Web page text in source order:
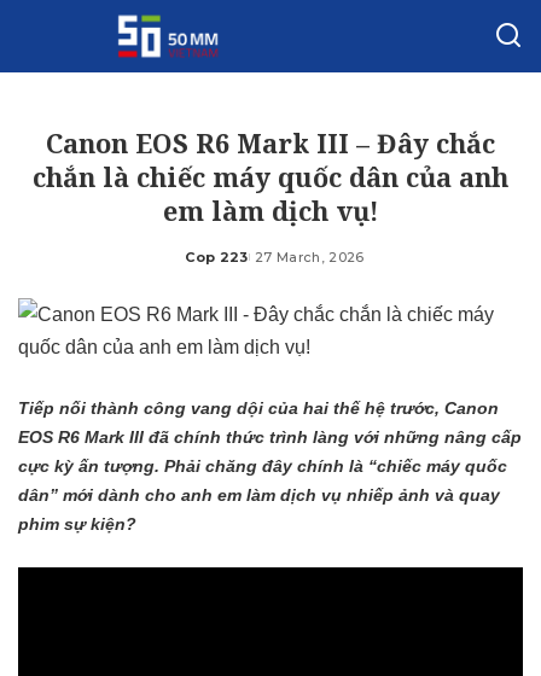
Canon EOS R6 Mark III – Đây chắc
chắn là chiếc máy quốc dân của anh
em làm dịch vụ!
Posted
Cop 223 27 March, 2026
Tiếp nối thành công vang dội của hai thế hệ trước, Canon
EOS R6 Mark III đã chính thức trình làng với những nâng cấp
cực kỳ ấn tượng. Phải chăng đây chính là “chiếc máy quốc
dân” mới dành cho anh em làm dịch vụ nhiếp ảnh và quay
phim sự kiện?